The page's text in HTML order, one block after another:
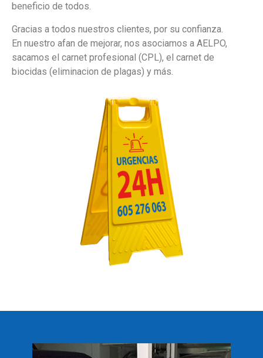
beneficio de todos.
Gracias a todos nuestros clientes, por su confianza.
En nuestro afan de mejorar, nos asociamos a AELPO,
sacamos el carnet profesional (CPL), el carnet de
biocidas (eliminacion de plagas) y más.